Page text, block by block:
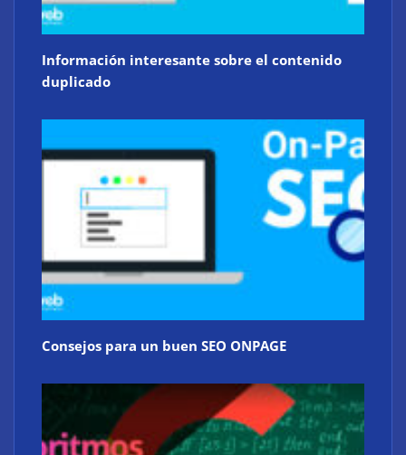
Información interesante sobre el contenido
duplicado
Consejos para un buen SEO ONPAGE